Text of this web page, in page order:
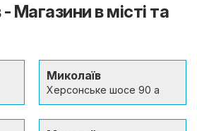
Магазини в місті та
Миколаїв
Херсонське шосе 90 а